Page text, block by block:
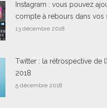
Instagram : vous pouvez
compte à rebours dans vos
13 décembre 2018
Twitter : la rétrospective de
2018
5 décembre 2018